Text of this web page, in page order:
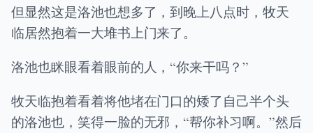
但显然这是洛池也想多了，到晚上八点时，牧天
临居然抱着一大堆书上门来了。
洛池也眯眼看着眼前的人，“你来干吗？”
牧天临抱着看着将他堵在门口的矮了自己半个头
的洛池也，笑得一脸的无邪，“帮你补习啊。”然后